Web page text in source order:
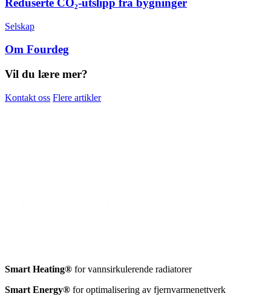
Reduserte CO₂-utslipp fra bygninger
Selskap
Om Fourdeg
Vil du lære mer?
Kontakt oss Flere artikler
Smart Heating® for vannsirkulerende radiatorer
Smart Energy® for optimalisering av fjernvarmenettverk